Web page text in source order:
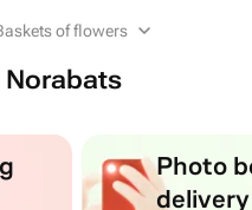
of flowers
Norabats
Photo
delivery